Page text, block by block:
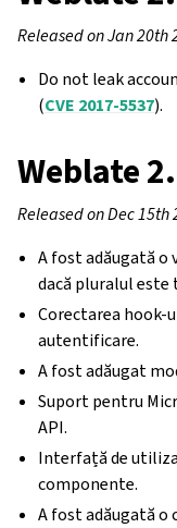
Released on Jan 20th
Do not leak
(CVE 2017-5537).
Weblate
Released on Dec 15th
A fost adăugată o
dacă pluralul este
Corectarea hook-
autentificare.
A fost adăugat
Suport pentru
API.
Interfață de
componente.
A fost adăugată